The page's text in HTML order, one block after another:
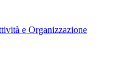
e Organizzazione